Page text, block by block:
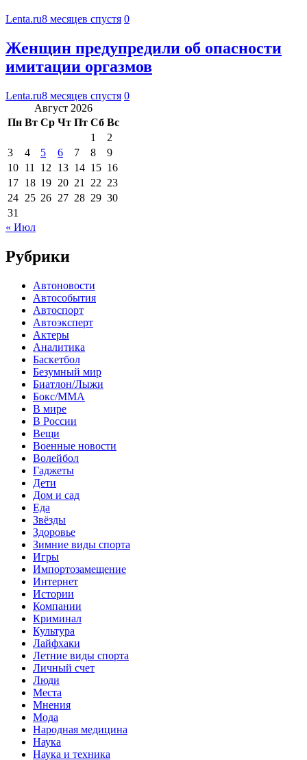
Lenta.ru8 месяцев спустя 0
Женщин предупредили об опасности
имитации оргазмов
Lenta.ru8 месяцев спустя 0
Август 2026
Пн Вт Ср Чт Пт Сб Вс
1
2
3
4 5 6 7 8
9
10 11 12 13 14 15 16
17 18 19 20 21 22 23
24 25 26 27 28 29 30
31
« Июл
Рубрики
Автоновости
Автособытия
Автоспорт
Автоэксперт
Актеры
Аналитика
Баскетбол
Безумный мир
Биатлон/Лыжи
Бокс/MMA
В мире
В России
Вещи
Военные новости
Волейбол
Гаджеты
Дети
Дом и сад
Еда
Звёзды
Здоровье
Зимние виды спорта
Игры
Импортозамещение
Интернет
Истории
Компании
Криминал
Культура
Лайфхаки
Летние виды спорта
Личный счет
Люди
Места
Мнения
Мода
Народная медицина
Наука
Наука и техника